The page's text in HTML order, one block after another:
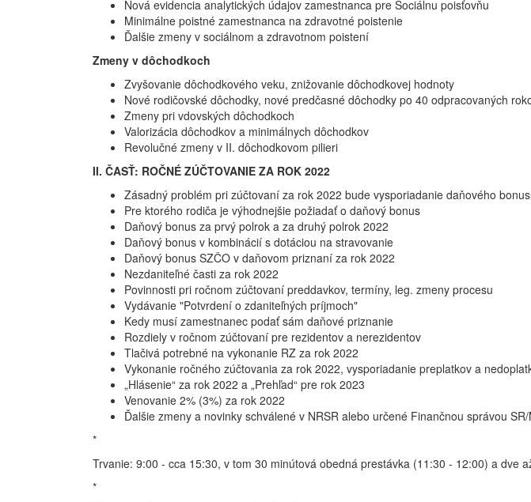
Nová evidencia analytických údajov zamestnanca pre Sociálnu poisťovňu
Minimálne poistné zamestnanca na zdravotné poistenie
Ďalšie zmeny v sociálnom a zdravotnom poistení
Zmeny v dôchodkoch
Zvyšovanie dôchodkového veku, znižovanie dôchodkovej hodnoty
Nové rodičovské dôchodky, nové predčasné dôchodky po 40 odpracovaných
Zmeny pri vdovských dôchodkoch
Valorizácia dôchodkov a minimálnych dôchodkov
Revolučné zmeny v II. dôchodkovom pilieri
II. ČASŤ: ROČNÉ ZÚČTOVANIE ZA ROK 2022
Zásadný problém pri zúčtovaní za rok 2022 bude vysporiadanie daňového
Pre ktorého rodiča je výhodnejšie požiadať o daňový bonus
Daňový bonus za prvý polrok a za druhý polrok 2022
Daňový bonus v kombinácií s dotáciou na stravovanie
Daňový bonus SZČO v daňovom priznaní za rok 2022
Nezdaniteľné časti za rok 2022
Povinnosti pri ročnom zúčtovaní preddavkov, termíny, leg. zmeny procesu
Vydávanie "Potvrdení o zdaniteľných príjmoch"
Kedy musí zamestnanec podať sám daňové priznanie
Rozdiely v ročnom zúčtovaní pre rezidentov a nerezidentov
Tlačivá potrebné na vykonanie RZ za rok 2022
Vykonanie ročného zúčtovania za rok 2022, vysporiadanie preplatkov a
„Hlásenie“ za rok 2022 a „Prehľad“ pre rok 2023
Venovanie 2% (3%) za rok 2022
Ďalšie zmeny a novinky schválené v NRSR alebo určené Finančnou správou
*
Trvanie: 9:00 - cca 15:30, v tom 30 minútová obedná prestávka (11:30 - 12:00) a dve
*